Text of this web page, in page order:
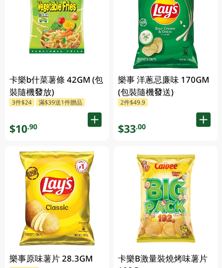
卡樂b什菜薯條 42GM (包
裝隨機發放)
3件$24 滿$39送1件贈品
$10.90
樂事原味薯片 28.3GM
樂事 洋蔥忌廉味 170GM
(包裝隨機發送)
2件$49.9
$33.00
卡樂B激量裝燒烤味薯片